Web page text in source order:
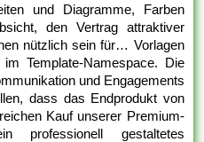
und Diagramme, Farben
den Vertrag attraktiver
nützlich sein für… Vorlagen
Template-Namespace. Die
und Engagements
dass das Endprodukt von
Kauf unserer Premium-
professionell gestaltetes